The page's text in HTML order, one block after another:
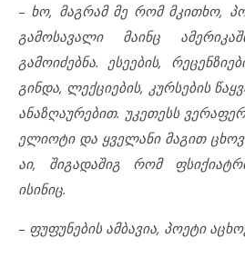
– ხო, მაგრამ მე რომ მკითხო,
გამოსავალი მაინც
გამოიძებნა. ესეების,
გინდა, ლექციების, კურსების
ანაზღაურებით. უკეთესს
ელიოტი და ყველანი მაგით
აი, შიგადაშიგ რომ
ისინიც.
– ფუფუნების ამბავია, პოეტი